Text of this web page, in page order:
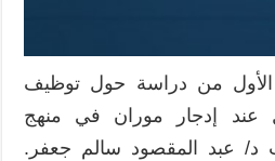
الأول من دراسة حول توظيف
عند إدجار موران في منهج
د/ عبد المقصود سالم جعفر.